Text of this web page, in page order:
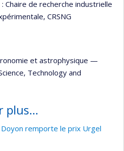
Chaire de recherche industrielle
CRSNG
et astrophysique —
Technology and
plus…
remporte le prix Urgel